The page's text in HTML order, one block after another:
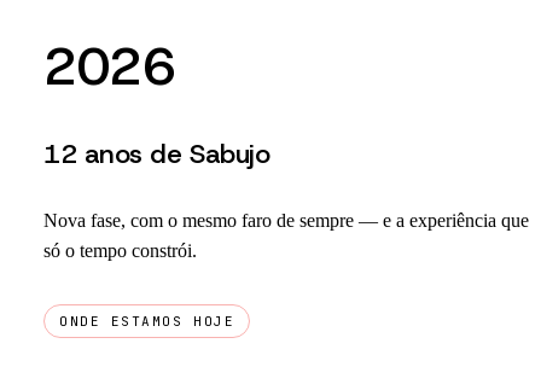
2026
12 anos de Sabujo
Nova fase, com o mesmo faro de sempre — e a experiência que
só o tempo constrói.
ONDE ESTAMOS HOJE